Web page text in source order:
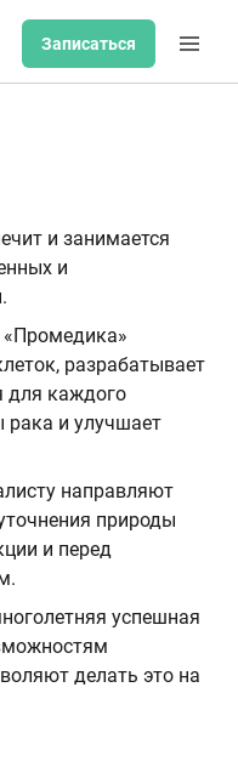
Записаться
и занимается
и
«Промедика»
разрабатывает
для каждого
рака и улучшает
направляют
природы
и перед
успешная
делать это на